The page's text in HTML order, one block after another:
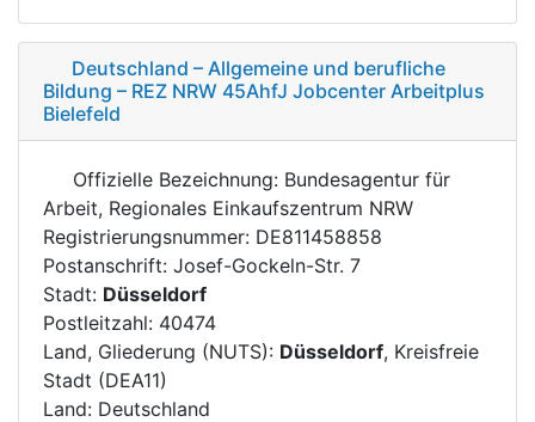
Deutschland – Allgemeine und berufliche
Bildung – REZ NRW 45AhfJ Jobcenter Arbeitplus
Bielefeld
Offizielle Bezeichnung: Bundesagentur für
Arbeit, Regionales Einkaufszentrum NRW
Registrierungsnummer: DE811458858
Postanschrift: Josef-Gockeln-Str. 7
Stadt: Düsseldorf
Postleitzahl: 40474
Land, Gliederung (NUTS): Düsseldorf, Kreisfreie
Stadt (DEA11)
Land: Deutschland